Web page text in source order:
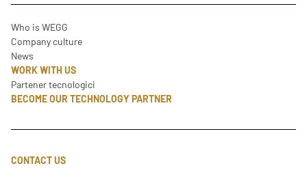
Who is WEGG
Company culture
News
WORK WITH US
Partener tecnologici
BECOME OUR TECHNOLOGY PARTNER
CONTACT US